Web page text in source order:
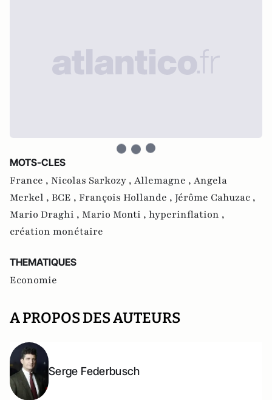
MOTS-CLES
France , Nicolas Sarkozy , Allemagne , Angela
Merkel , BCE , François Hollande , Jérôme Cahuzac ,
Mario Draghi , Mario Monti , hyperinflation ,
création monétaire
THEMATIQUES
Economie
A PROPOS DES AUTEURS
Serge Federbusch